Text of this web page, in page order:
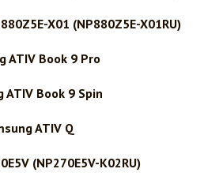
X01 (NP880Z5E-X01RU)
ATIV Book 9 Pro
ATIV Book 9 Spin
ATIV Q
(NP270E5V-K02RU)